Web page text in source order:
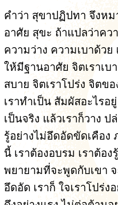
คำว่า สุขาปฏิปทา จึงหม
อาศัย สุขะ ถ้าแปลว่าคว
ความว่าง ความเบาด้ว
ให้มีฐานอาศัย จิตเราเบ
สบาย จิตเราโปร่ง จิตข
เราทำเป็น สัมผัสอะไรอ
เป็นจริง แล้วเราก็วาง ป
รู้อย่างไม่อึดอัดขัดเคือง
นี้ เราต้องอบรม เราต้อง
พยายามที่จะพูดกับเขา จ
อึดอัด เราก็ ใจเราโปร่ง